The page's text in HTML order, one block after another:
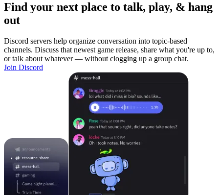
Find your next place to talk, play, & hang
out
Discord servers help organize conversation into topic-based
channels. Discuss that newest game release, share what you're up to,
or talk about whatever — without clogging up a group chat.
Join Discord